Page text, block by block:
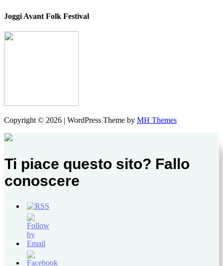
Joggi Avant Folk Festival
Copyright © 2026 | WordPress Theme by MH Themes
Ti piace questo sito? Fallo
conoscere